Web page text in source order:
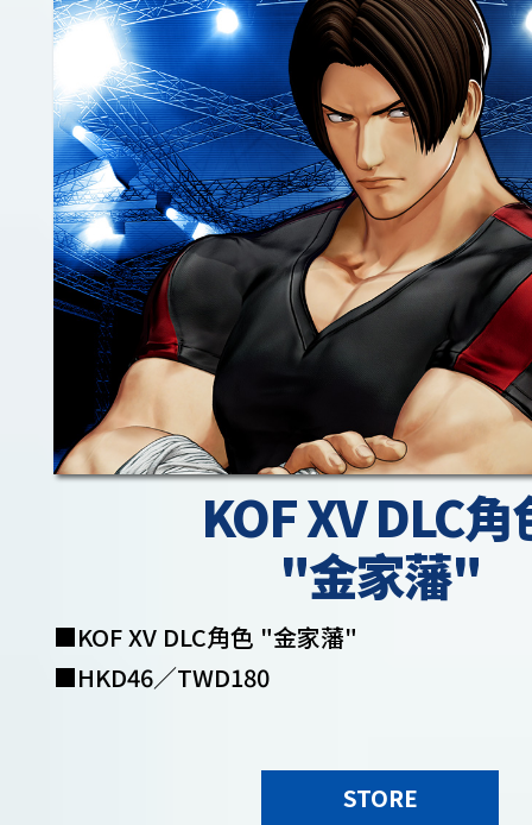
KOF XV DLC角
"金家藩"
■KOF XV DLC角色 "金家藩"
■HKD46／TWD180
STORE